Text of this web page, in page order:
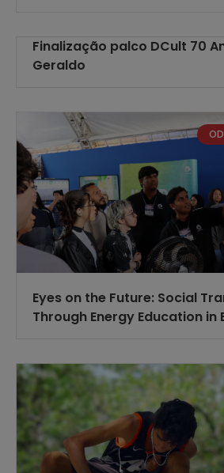
Finalização palco DCult 70
Geraldo
Eyes on the Future: Social
Through Energy Education in